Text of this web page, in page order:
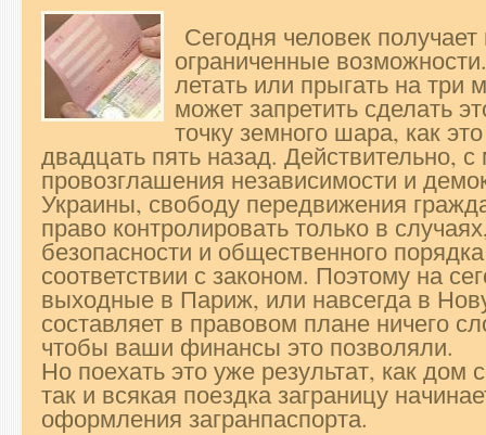
Сегодня человек получает
ограниченные
летать или прыгать на три
может запретить сделать
точку земного шара, как
двадцать пять назад. Действительно,
провозглашения независимости и
Украины, свободу передвижения
право контролировать только в
безопасности и общественного
соответствии с законом. Поэтому на
выходные в Париж, или навсегда в
составляет в правовом плане ничего
чтобы ваши финансы это позволяли.
Но поехать это уже результат, как дом
так и всякая поездка заграницу
оформления загранпаспорта.